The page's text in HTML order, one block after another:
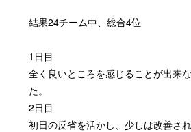
結果24チーム中、総合4位
1日目
全く良いところを感じることが出来
た。
2日目
初日の反省を活かし、少しは改善さ